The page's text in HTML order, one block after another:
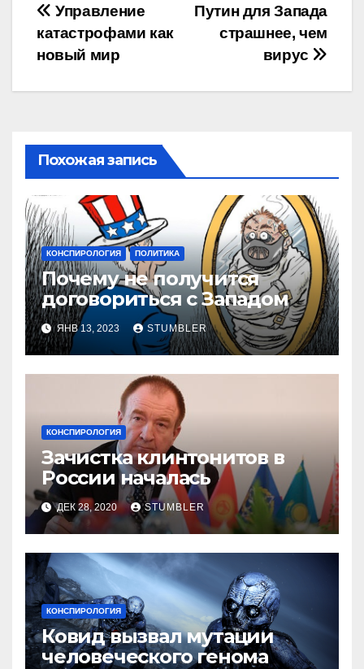
Навигация
по
записям
Путин для Запада
страшнее, чем
вирус
Управление
катастрофами как
новый мир
Похожая запись
КОНСПИРОЛОГИЯ ПОЛИТИКА
Почему не получится
договориться с Западом
ЯНВ 13, 2023 STUMBLER
КОНСПИРОЛОГИЯ
Зачистка клинтонитов в
России началась
ДЕК 28, 2020 STUMBLER
КОНСПИРОЛОГИЯ
Ковид вызвал мутации
человеческого генома